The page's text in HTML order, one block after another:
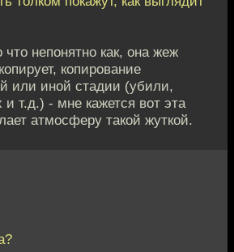
непонятно как, она жеж
копирование
или иной стадии (убили,
т.д.) - мне кажется вот эта
атмосферу такой жуткой.